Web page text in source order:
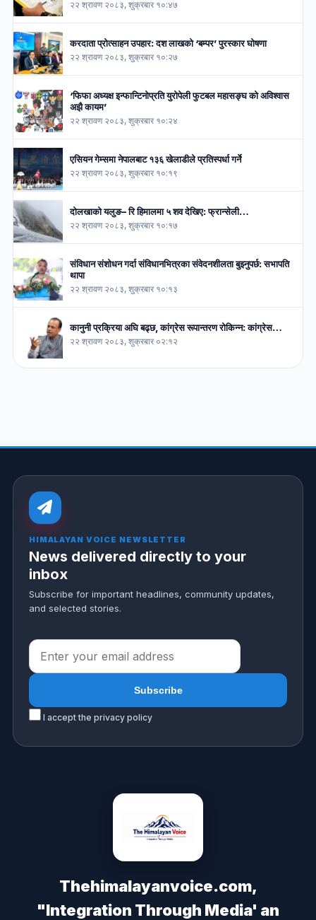
२२ श्रावण २०८३, शुक्रबार १०:४७
करदाता प्रोत्साहन उपहार: दश लाखको ‘बम्पर’ पुरस्कार घोषणा
२२ श्रावण २०८३, शुक्रबार १०:२७
‘फिफा अध्यक्ष इन्फान्टिनोप्रति युरोपेली फुटबल महासङ्घ को अविश्वास
अझै कायम’
२२ श्रावण २०८३, शुक्रबार १०:२४
एसियन गेम्समा नेपालबाट १३६ खेलाडीले प्रतिस्पर्धा गर्ने
२२ श्रावण २०८३, शुक्रबार १०:१९
दोलखाको यलुङ– रि हिमालमा ५ शव देखिए: फ्रान्सेली…
२२ श्रावण २०८३, शुक्रबार १०:१७
संविधान संशोधन गर्दा संविधानभित्रका संवेदनशीलता बुझ्नुपर्छ: सभापति
थापा
२२ श्रावण २०८३, शुक्रबार १०:१३
कानुनी प्रक्रिया अघि बढ्छ, कांग्रेस रूपान्तरण रोकिन्न: कांग्रेस…
२२ श्रावण २०८३, शुक्रबार ०२:१२
HIMALAYAN VOICE NEWSLETTER
News delivered directly to your
inbox
Subscribe for important headlines, community updates,
and selected stories.
I accept the privacy policy
Thehimalayanvoice.com,
"Integration Through Media' an